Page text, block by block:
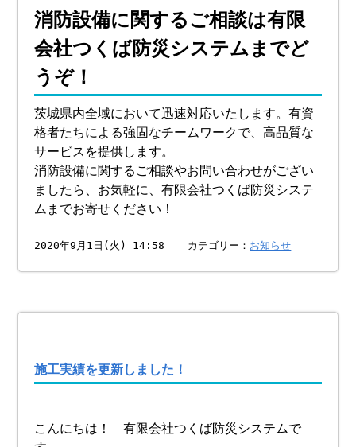
消防設備に関するご相談は有限
会社つくば防災システムまでど
うぞ！
茨城県内全域において迅速対応いたします。有資
格者たちによる強固なチームワークで、高品質な
サービスを提供します。
消防設備に関するご相談やお問い合わせがござい
ましたら、お気軽に、有限会社つくば防災システ
ムまでお寄せください！
2020年9月1日(火) 14:58 ｜ カテゴリー： お知らせ
施工実績を更新しました！
こんにちは！ 有限会社つくば防災システムで